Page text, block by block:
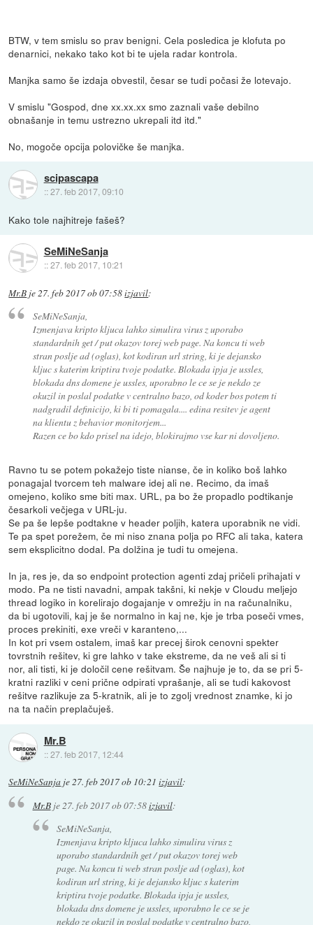
BTW, v tem smislu so prav benigni. Cela posledica je klofuta po
denarnici, nekako tako kot bi te ujela radar kontrola.
Manjka samo še izdaja obvestil, česar se tudi počasi že lotevajo.
V smislu "Gospod, dne xx.xx.xx smo zaznali vaše debilno
obnašanje in temu ustrezno ukrepali itd itd."
No, mogoče opcija polovičke še manjka.
scipascapa
::27. feb 2017, 09:10
Kako tole najhitreje fašeš?
SeMiNeSanja
::27. feb 2017, 10:21
Mr.B je27. feb 2017 ob 07:58izjavil:
SeMiNeSanja,
Izmenjava kripto kljuca lahko simulira virus z uporabo
standardnih get / put okazov torej web page. Na koncu ti web
stran poslje ad (oglas), kot kodiran url string, ki je dejansko
kljuc s katerim kriptira tvoje podatke. Blokada ipja je ussles,
blokada dns domene je ussles, uporabno le ce se je nekdo ze
okuzil in poslal podatke v centralno bazo, od koder bos potem ti
nadgradil definicijo, ki bi ti pomagala.... edina resitev je agent
na klientu z behavior monitorjem...
Razen ce bo kdo prisel na idejo, blokirajmo vse kar ni dovoljeno.
Ravno tu se potem pokažejo tiste nianse, če in koliko boš lahko
ponagajal tvorcem teh malware idej ali ne. Recimo, da imaš
omejeno, koliko sme biti max. URL, pa bo že propadlo podtikanje
česarkoli večjega v URL-ju.
Se pa še lepše podtakne v header poljih, katera uporabnik ne vidi.
Te pa spet porežem, če mi niso znana polja po RFC ali taka, katera
sem eksplicitno dodal. Pa dolžina je tudi tu omejena.
In ja, res je, da so endpoint protection agenti zdaj pričeli prihajati v
modo. Pa ne tisti navadni, ampak takšni, ki nekje v Cloudu meljejo
thread logiko in korelirajo dogajanje v omrežju in na računalniku,
da bi ugotovili, kaj je še normalno in kaj ne, kje je trba poseči vmes,
proces prekiniti, exe vreči v karanteno,...
In kot pri vsem ostalem, imaš kar precej širok cenovni spekter
tovrstnih rešitev, ki gre lahko v take ekstreme, da ne veš ali si ti
nor, ali tisti, ki je določil cene rešitvam. Še najhuje je to, da se pri 5-
kratni razliki v ceni prične odpirati vprašanje, ali se tudi kakovost
rešitve razlikuje za 5-kratnik, ali je to zgolj vrednost znamke, ki jo
na ta način preplačuješ.
Mr.B
::27. feb 2017, 12:44
SeMiNeSanja je27. feb 2017 ob 10:21 izjavil:
Mr.Bje27. feb 2017 ob 07:58izjavil:
SeMiNeSanja,
Izmenjava kripto kljuca lahko simulira virus z
uporabo standardnih get / put okazov torej web
page. Na koncu ti web stran poslje ad (oglas), kot
kodiran url string, ki je dejansko kljuc s katerim
kriptira tvoje podatke. Blokada ipja je ussles,
blokada dns domene je ussles, uporabno le ce se je
nekdo ze okuzil in poslal podatke v centralno bazo,